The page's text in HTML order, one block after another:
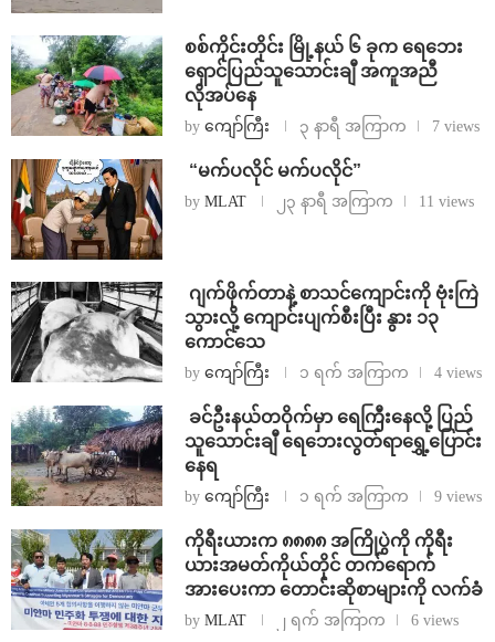
စစ်ကိုင်းတိုင်း မြို့နယ် ၆ ခုက ရေဘေး
ရှောင်ပြည်သူသောင်းချီ အကူအညီ
လိုအပ်နေ
by ကျော်ကြီး ၃ နာရီ အကြာက 7 views
⁨ ⁨“မက်ပလိုင် မက်ပလိုင်”
by MLAT ၂၃ နာရီ အကြာက 11 views
⁨⁩ ⁨ဂျက်ဖိုက်တာနဲ့ စာသင်ကျောင်းကို ဗုံးကြဲ
သွားလို့ ကျောင်းပျက်စီးပြီး နွား ၁၃
ကောင်သေ
by ကျော်ကြီး ၁ ရက် အကြာက 4 views
⁩ ⁨ခင်ဦးနယ်တဝိုက်မှာ ရေကြီးနေလို့ ပြည်
သူသောင်းချီ ရေဘေးလွတ်ရာရွှေ့ပြောင်း
နေရ
by ကျော်ကြီး ၁ ရက် အကြာက 9 views
ကိုရီးယားက ၈၈၈၈ အကြိုပွဲကို ကိုရီး
ယားအမတ်ကိုယ်တိုင် တက်ရောက်
အားပေးကာ တောင်းဆိုစာများကို လက်ခံ
by MLAT ၂ ရက် အကြာက 6 views